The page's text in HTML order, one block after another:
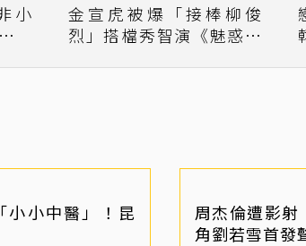
小
也
金宣虎被爆「接棒柳俊
烈」搭檔秀智演《魅惑》
小小中醫」！昆
周杰倫遭影射
角劉若雪首發